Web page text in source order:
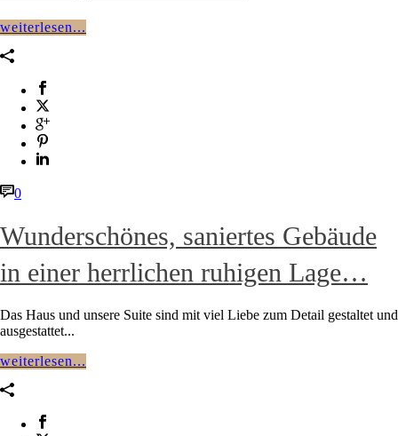
weiterlesen...
0
Wunderschönes, saniertes Gebäude
in einer herrlichen ruhigen Lage…
Das Haus und unsere Suite sind mit viel Liebe zum Detail gestaltet und
ausgestattet...
weiterlesen...